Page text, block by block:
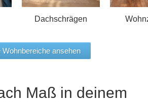
Dachschrägen
Wohnbereiche ansehen
Maß in deinem